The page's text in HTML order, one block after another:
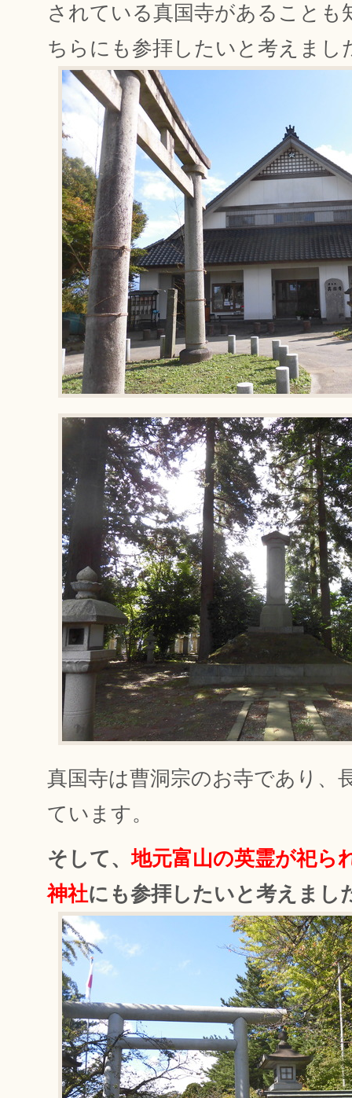
されている真国寺があることも
ちらにも参拝したいと考えまし
真国寺は曹洞宗のお寺であり、
ています。
そして、地元富山の英霊が祀ら
神社にも参拝したいと考えまし